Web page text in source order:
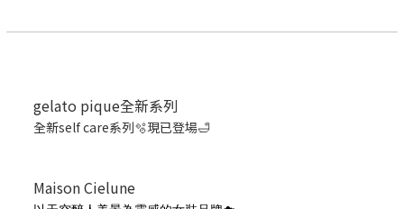
gelato pique全新系列
全新self care系列🫧現已登場🛁
Maison Cielune